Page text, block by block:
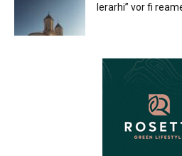
Ierarhi” vor fi